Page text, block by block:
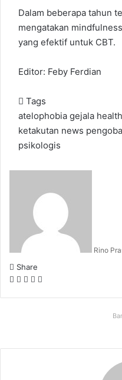
Dalam beberapa tahun
mengatakan
yang efektif untuk CBT.
Editor: Feby Ferdian
Tags
atelophobia gejala health
ketakutan news
psikologis
Rino
Share
Facebook
X LinkedIn
WhatsApp